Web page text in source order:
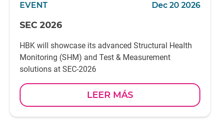
EVENT Dec 20 2026
SEC 2026
HBK will showcase its advanced Structural Health
Monitoring (SHM) and Test & Measurement
solutions at SEC-2026
LEER MÁS